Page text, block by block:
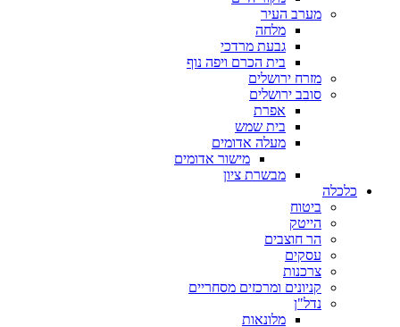
מערב העיר
מלחה
גבעת מרדכי
בית הכרם ויפה נוף
מזרח ירושלים
סובב ירושלים
אפרת
בית שמש
מעלה אדומים
מישור אדומים
מבשרת ציון
כלכלה
ביטוח
הייטק
הר חוצבים
עסקים
צרכנות
קניונים ומרכזים מסחריים
נדל"ן
מלונאות